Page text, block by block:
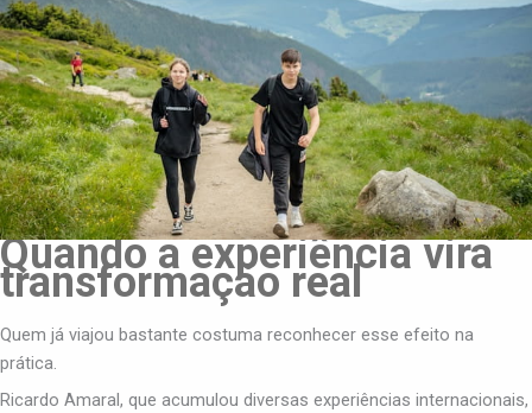
Quando a experiência vira
transformação real
Quem já viajou bastante costuma reconhecer esse efeito na
prática.
Ricardo Amaral, que acumulou diversas experiências internacionais,